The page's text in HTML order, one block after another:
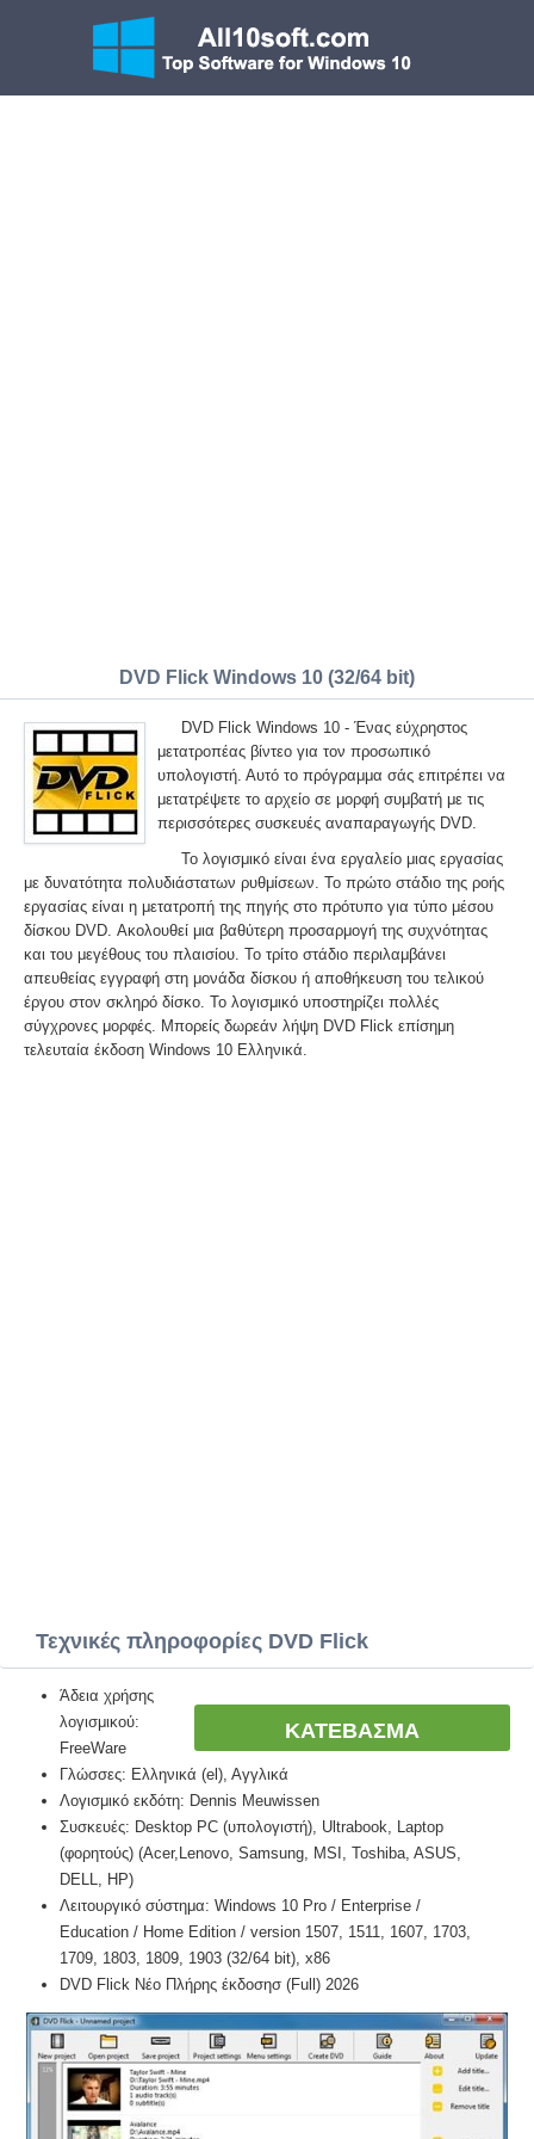
DVD Flick Windows 10 (32/64 bit)
DVD Flick Windows 10 - Ένας εύχρηστος
μετατροπέας βίντεο για τον προσωπικό
υπολογιστή. Αυτό το πρόγραμμα σάς επιτρέπει να
μετατρέψετε το αρχείο σε μορφή συμβατή με τις
περισσότερες συσκευές αναπαραγωγής DVD.
Το λογισμικό είναι ένα εργαλείο μιας εργασίας
με δυνατότητα πολυδιάστατων ρυθμίσεων. Το πρώτο στάδιο της ροής
εργασίας είναι η μετατροπή της πηγής στο πρότυπο για τύπο μέσου
δίσκου DVD. Ακολουθεί μια βαθύτερη προσαρμογή της συχνότητας
και του μεγέθους του πλαισίου. Το τρίτο στάδιο περιλαμβάνει
απευθείας εγγραφή στη μονάδα δίσκου ή αποθήκευση του τελικού
έργου στον σκληρό δίσκο. Το λογισμικό υποστηρίζει πολλές
σύγχρονες μορφές. Μπορείς δωρεάν λήψη DVD Flick επίσημη
τελευταία έκδοση Windows 10 Ελληνικά.
Τεχνικές πληροφορίες DVD Flick
ΚΑΤΕΒΑΣΜΑ
Άδεια χρήσης
λογισμικού:
FreeWare
Γλώσσες: Ελληνικά (el), Αγγλικά
Λογισμικό εκδότη: Dennis Meuwissen
Συσκευές: Desktop PC (υπολογιστή), Ultrabook, Laptop
(φορητούς) (Acer,Lenovo, Samsung, MSI, Toshiba, ASUS,
DELL, HP)
Λειτουργικό σύστημα: Windows 10 Pro / Enterprise /
Education / Home Edition / version 1507, 1511, 1607, 1703,
1709, 1803, 1809, 1903 (32/64 bit), x86
DVD Flick Νέο Πλήρης έκδοσησ (Full) 2026